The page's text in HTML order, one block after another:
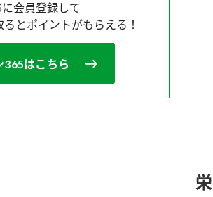
会員登録して
ると ポイントがもらえる！
365はこちら